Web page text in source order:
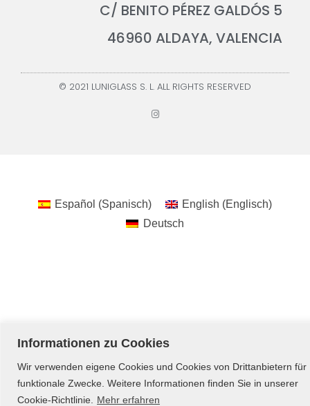
Informationen zu Cookies
Wir verwenden eigene Cookies und Cookies von Drittanbietern für
funktionale Zwecke. Weitere Informationen finden Sie in unserer
Cookie-Richtlinie.
Mehr erfahren
C/ BENITO PÉREZ GALDÓS 5
46960 ALDAYA, VALENCIA
© 2021 LUNIGLASS S. L. ALL RIGHTS RESERVED
Español (Spanisch) English (Englisch)
Deutsch